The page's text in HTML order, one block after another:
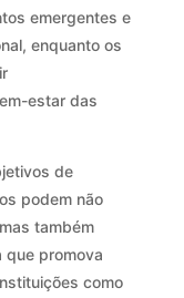
emergentes e
enquanto os
estar das
de
podem não
também
que promova
como